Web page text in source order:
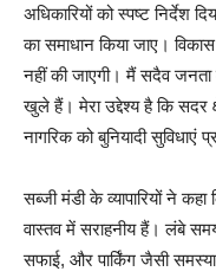
अधिकारियों को स्पष्ट निर्देश
का समाधान किया जाए। विकास
नहीं की जाएगी। मैं सदैव
खुले हैं। मेरा उद्देश्य है कि सदर
नागरिक को बुनियादी सुविधाएं
सब्जी मंडी के व्यापारियों ने
वास्तव में सराहनीय हैं। लंबे
सफाई, और पार्किंग जैसी